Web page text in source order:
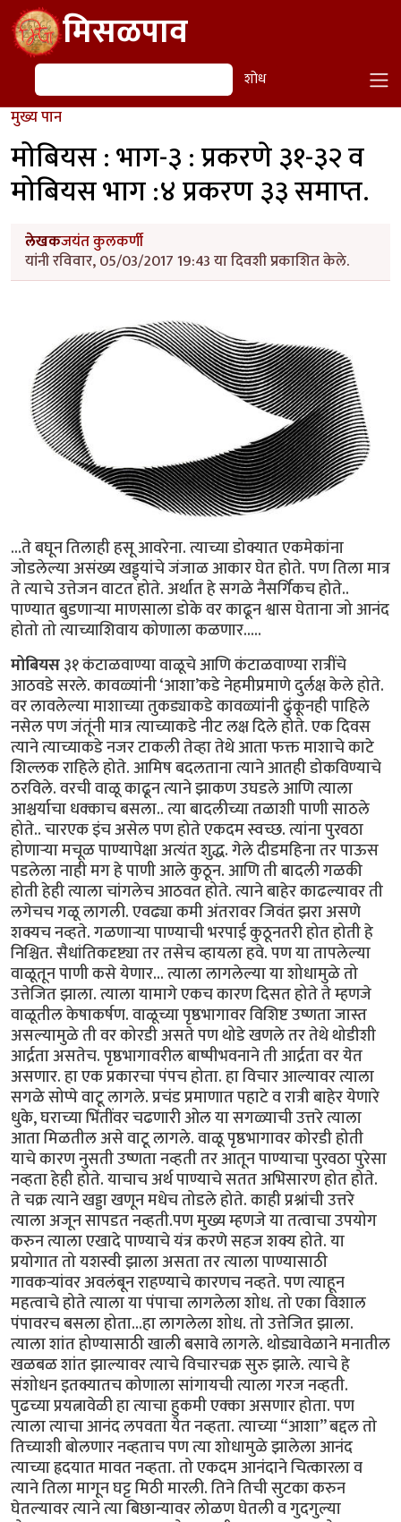
Skip to main contentमिसळपाव
शोध शोध
मुख्य पान
मोबियस : भाग-३ : प्रकरणे ३१-३२ व
मोबियस भाग :४ प्रकरण ३३ समाप्त.
लेखकजयंत कुलकर्णी
यांनी रविवार, 05/03/2017 19:43 या दिवशी प्रकाशित केले.
...ते बघून तिलाही हसू आवरेना. त्याच्या डोक्यात एकमेकांना
जोडलेल्या असंख्य खड्ड्यांचे जंजाळ आकार घेत होते. पण तिला मात्र
ते त्याचे उत्तेजन वाटत होते. अर्थात हे सगळे नैसर्गिकच होते..
पाण्यात बुडणार्‍या माणसाला डोके वर काढून श्वास घेताना जो आनंद
होतो तो त्याच्याशिवाय कोणाला कळणार.....
मोबियस३१ कंटाळवाण्या वाळूचे आणि कंटाळवाण्या रात्रींचे
आठवडे सरले. कावळ्यांनी ‘आशा’कडे नेहमीप्रमाणे दुर्लक्ष केले होते.
वर लावलेल्या माशाच्या तुकड्याकडे कावळ्यांनी ढुंकूनही पाहिले
नसेल पण जंतूंनी मात्र त्याच्याकडे नीट लक्ष दिले होते. एक दिवस
त्याने त्याच्याकडे नजर टाकली तेव्हा तेथे आता फक्त माशाचे काटे
शिल्लक राहिले होते. आमिष बदलताना त्याने आतही डोकविण्याचे
ठरविले. वरची वाळू काढून त्याने झाकण उघडले आणि त्याला
आश्चर्याचा धक्काच बसला.. त्या बादलीच्या तळाशी पाणी साठले
होते.. चारएक इंच असेल पण होते एकदम स्वच्छ. त्यांना पुरवठा
होणार्‍या मचूळ पाण्यापेक्षा अत्यंत शुद्ध. गेले दीडमहिना तर पाऊस
पडलेला नाही मग हे पाणी आले कुठून. आणि ती बादली गळकी
होती हेही त्याला चांगलेच आठवत होते. त्याने बाहेर काढल्यावर ती
लगेचच गळू लागली. एवढ्या कमी अंतरावर जिवंत झरा असणे
शक्यच नव्हते. गळणार्‍या पाण्याची भरपाई कुठूनतरी होत होती हे
निश्चित. सैधांतिकदृष्ट्या तर तसेच व्हायला हवे. पण या तापलेल्या
वाळूतून पाणी कसे येणार... त्याला लागलेल्या या शोधामुळे तो
उत्तेजित झाला. त्याला यामागे एकच कारण दिसत होते ते म्हणजे
वाळूतील केषाकर्षण. वाळूच्या पृष्ठभागावर विशिष्ट उष्णता जास्त
असल्यामुळे ती वर कोरडी असते पण थोडे खणले तर तेथे थोडीशी
आर्द्रता असतेच. पृष्ठभागावरील बाष्पीभवनाने ती आर्द्रता वर येत
असणार. हा एक प्रकारचा पंपच होता. हा विचार आल्यावर त्याला
सगळे सोप्पे वाटू लागले. प्रचंड प्रमाणात पहाटे व रात्री बाहेर येणारे
धुके, घराच्या भिंतींवर चढणारी ओल या सगळ्याची उत्तरे त्याला
आता मिळतील असे वाटू लागले. वाळू पृष्ठभागावर कोरडी होती
याचे कारण नुसती उष्णता नव्हती तर आतून पाण्याचा पुरवठा पुरेसा
नव्हता हेही होते. याचाच अर्थ पाण्याचे सतत अभिसारण होत होते.
ते चक्र त्याने खड्डा खणून मधेच तोडले होते. काही प्रश्नांची उत्तरे
त्याला अजून सापडत नव्हती.पण मुख्य म्हणजे या तत्वाचा उपयोग
करुन त्याला एखादे पाण्याचे यंत्र करणे सहज शक्य होते. या
प्रयोगात तो यशस्वी झाला असता तर त्याला पाण्यासाठी
गावकर्‍यांवर अवलंबून राहण्याचे कारणच नव्हते. पण त्याहून
महत्वाचे होते त्याला या पंपाचा लागलेला शोध. तो एका विशाल
पंपावरच बसला होता...हा लागलेला शोध. तो उत्तेजित झाला.
त्याला शांत होण्यासाठी खाली बसावे लागले. थोड्यावेळाने मनातील
खळबळ शांत झाल्यावर त्याचे विचारचक्र सुरु झाले. त्याचे हे
संशोधन इतक्यातच कोणाला सांगायची त्याला गरज नव्हती.
पुढच्या प्रयत्नावेळी हा त्याचा हुकमी एक्का असणार होता. पण
त्याला त्याचा आनंद लपवता येत नव्हता. त्याच्या “आशा” बद्दल तो
तिच्याशी बोलणार नव्हताच पण त्या शोधामुळे झालेला आनंद
त्याच्या ह्रदयात मावत नव्हता. तो एकदम आनंदाने चित्कारला व
त्याने तिला मागून घट्ट मिठी मारली. तिने तिची सुटका करुन
घेतल्यावर त्याने त्या बिछान्यावर लोळण घेतली व गुदगुल्या